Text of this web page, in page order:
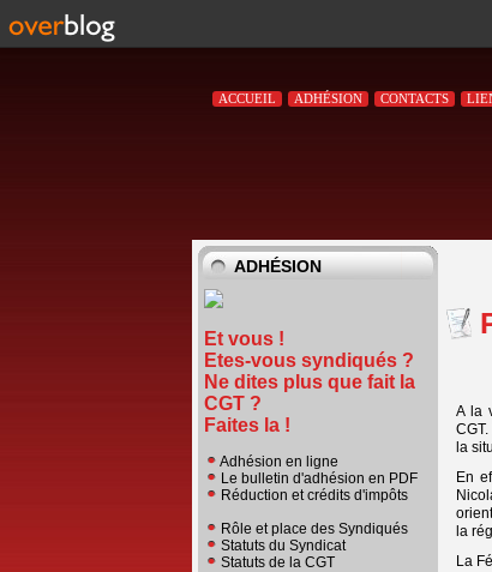
ACCUEIL ADHÉSION CONTACTS
ADHÉSION
Et vous !
Etes-vous syndiqués ?
Ne dites plus que fait la
CGT ?
Faites la !
Adhésion en ligne
Le bulletin d'adhésion en PDF
Réduction et crédits d'impôts
Rôle et place des Syndiqués
Statuts du Syndicat
Statuts de la CGT
A la
la
En
la
La